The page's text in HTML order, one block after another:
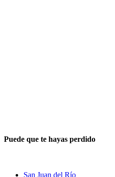
Puede que te hayas perdido
San Juan del Río